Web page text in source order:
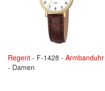
Regent - F-1428 - Armbanduhr
- Damen